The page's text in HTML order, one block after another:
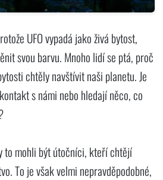
UFO vypadá jako živá bytost,
svou barvu. Mnoho lidí se ptá, proč
chtěly navštívit naši planetu. Je
s námi nebo hledají něco, co
to mohli být útočníci, kteří chtějí
To je však velmi nepravděpodobné,